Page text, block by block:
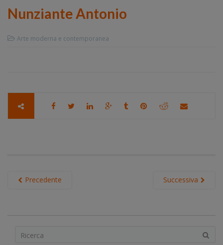
Nunziante Antonio
Arte moderna e contemporanea
Successiva
Precedente